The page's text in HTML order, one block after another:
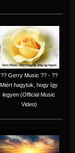
?? Gerry Music ?? - ??
Miért hagytuk, hogy így
legyen (Official Music
Video)